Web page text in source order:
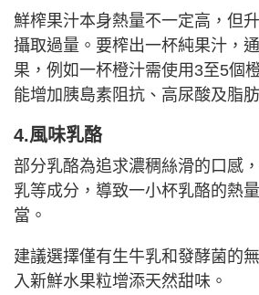
鮮榨果汁本身熱量不一定高，但
攝取過量。要榨出一杯純果汁，
果，例如一杯橙汁需使用3至5個
能增加胰島素阻抗、高尿酸及脂
4.風味乳酪
部分乳酪為追求濃稠絲滑的口感
乳等成分，導致一小杯乳酪的熱
當。
建議選擇僅有生牛乳和發酵菌的
入新鮮水果粒增添天然甜味。